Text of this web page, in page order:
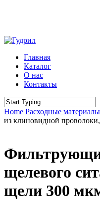
content
Menu
Главная
Каталог
О нас
Контакты
Close
Search
Home Расходные материалы
из клиновидной
щелевого
щели 300